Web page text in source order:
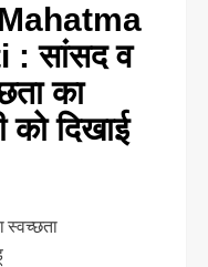
Mahatma
: सांसद व
का
दिखाई
स्वच्छता